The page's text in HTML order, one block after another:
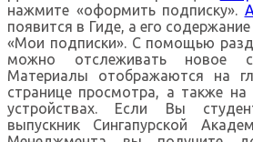
нажмите «оформить подписку».
появится в Гиде, а его
«Мои подписки». С помощью
можно отслеживать новое
Материалы отображаются на
странице просмотра, а также
устройствах. Если Вы
выпускник Сингапурской